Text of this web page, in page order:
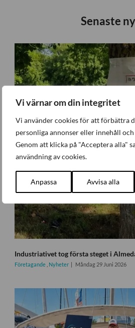
Vi värnar om din integritet
Vi använder cookies för att förbättra
personliga annonser eller innehåll
Genom att klicka på "Acceptera alla"
användning av cookies.
Anpassa Avvisa alla
Senaste
Industriativet tog första steget i
Företagande Nyheter Måndag 29 Juni 2026